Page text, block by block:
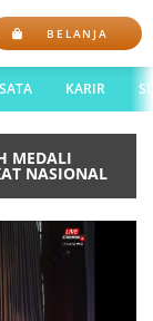
BELANJA
KARIR
MEDALI
NASIONAL